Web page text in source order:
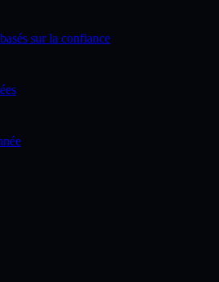
sur la confiance